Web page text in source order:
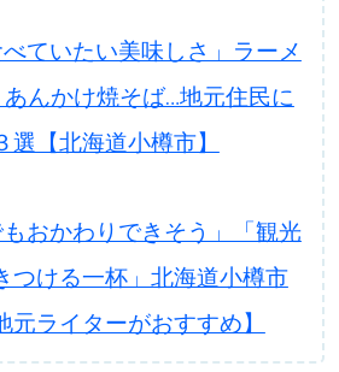
ていたい美味しさ」ラーメ
んかけ焼そば…地元住民に
【北海道小樽市】
おかわりできそう」「観光
つける一杯」北海道小樽市
ライターがおすすめ】